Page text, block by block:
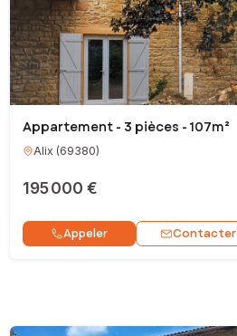
Appartement - 3 pièces - 107m²
Alix (69380)
195 000 €
Appeler Contacter